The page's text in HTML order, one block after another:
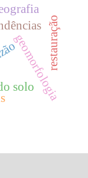
solo
geomorfologia
restauração